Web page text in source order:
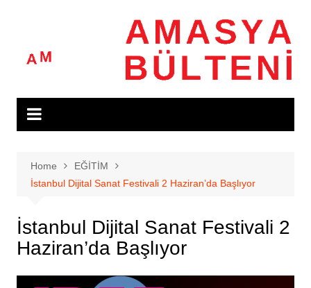
Home
EĞİTİM
İstanbul Dijital Sanat Festivali 2 Haziran’da Başlıyor
İstanbul Dijital Sanat Festivali 2
Haziran’da Başlıyor